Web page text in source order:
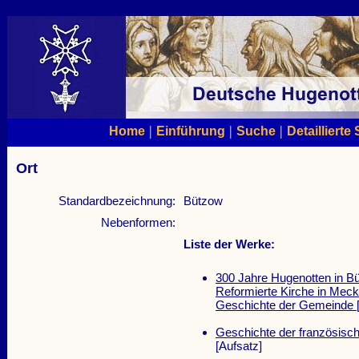
Home| Einführung | Suche| Detaillierte
Ort
Standardbezeichnung:
Bützow
Nebenformen:
Liste der Werke:
300 Jahre Hugenotten in
Reformierte Kirche in
Geschichte der Gemeinde
Geschichte der
[Aufsatz]